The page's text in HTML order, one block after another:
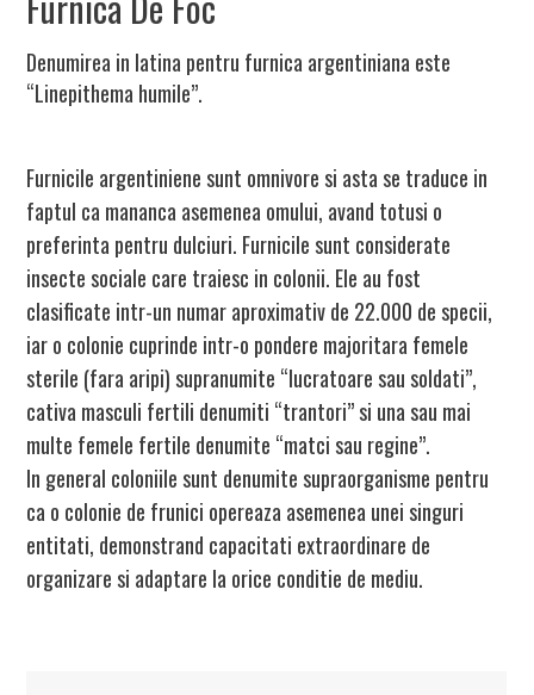
Denumirea in latina pentru furnica argentiniana este
“Linepithema humile”.
Furnicile argentiniene sunt omnivore si asta se traduce in
faptul ca mananca asemenea omului, avand totusi o
preferinta pentru dulciuri. Furnicile sunt considerate
insecte sociale care traiesc in colonii. Ele au fost
clasificate intr-un numar aproximativ de 22.000 de specii,
iar o colonie cuprinde intr-o pondere majoritara femele
sterile (fara aripi) supranumite “lucratoare sau soldati”,
cativa masculi fertili denumiti “trantori” si una sau mai
multe femele fertile denumite “matci sau regine”.
In general coloniile sunt denumite supraorganisme pentru
ca o colonie de frunici opereaza asemenea unei singuri
entitati, demonstrand capacitati extraordinare de
organizare si adaptare la orice conditie de mediu.